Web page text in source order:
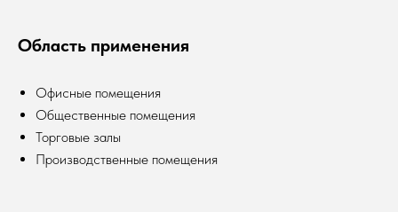
Область применения
Офисные помещения
Общественные помещения
Торговые залы
Производственные помещения